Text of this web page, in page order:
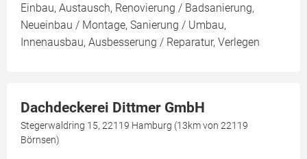
Einbau, Austausch, Renovierung / Badsanierung,
Neueinbau / Montage, Sanierung / Umbau,
Innenausbau, Ausbesserung / Reparatur, Verlegen
Dachdeckerei Dittmer GmbH
Stegerwaldring 15, 22119 Hamburg (13km von 22119
Börnsen)